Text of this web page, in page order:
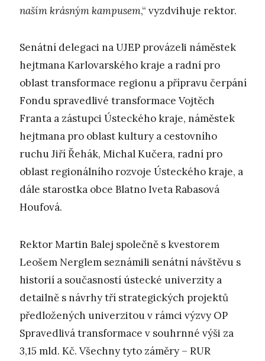
naším krásným kampusem,“ vyzdvihuje rektor.
Senátní delegaci na UJEP provázeli náměstek
hejtmana Karlovarského kraje a radní pro
oblast transformace regionu a přípravu čerpání
Fondu spravedlivé transformace Vojtěch
Franta a zástupci Ústeckého kraje, náměstek
hejtmana pro oblast kultury a cestovního
ruchu Jiří Řehák, Michal Kučera, radní pro
oblast regionálního rozvoje Ústeckého kraje, a
dále starostka obce Blatno Iveta Rabasová
Houfová.
Rektor Martin Balej společně s kvestorem
Leošem Nerglem seznámili senátní návštěvu s
historií a současností ústecké univerzity a
detailně s návrhy tří strategických projektů
předložených univerzitou v rámci výzvy OP
Spravedlivá transformace v souhrnné výši za
3,15 mld. Kč. Všechny tyto záměry – RUR